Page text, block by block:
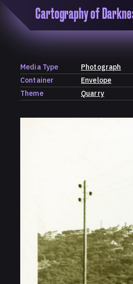
Cartography of
'Cartogrophy of
ridden age. The
map, a repository and a
Media Type
Photograph
Container
Envelope
Theme
Quarry